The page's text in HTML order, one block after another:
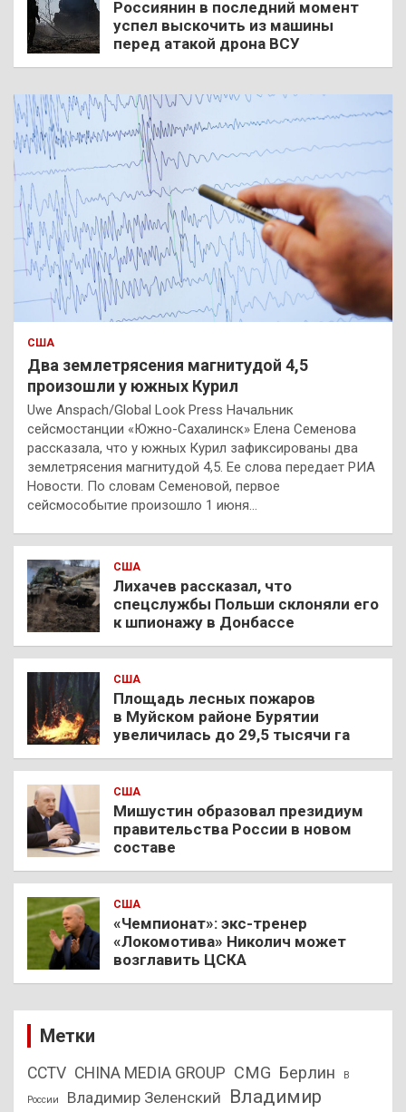
Россиянин в последний момент
успел выскочить из машины
перед атакой дрона ВСУ
США
Два землетрясения магнитудой 4,5
произошли у южных Курил
Uwe Anspach/Global Look Press Начальник
сейсмостанции «Южно-Сахалинск» Елена Семенова
рассказала, что у южных Курил зафиксированы два
землетрясения магнитудой 4,5. Ее слова передает РИА
Новости. По словам Семеновой, первое
сейсмособытие произошло 1 июня…
США
Лихачев рассказал, что
спецслужбы Польши склоняли его
к шпионажу в Донбассе
США
Площадь лесных пожаров
в Муйском районе Бурятии
увеличилась до 29,5 тысячи га
США
Мишустин образовал президиум
правительства России в новом
составе
США
«Чемпионат»: экс-тренер
«Локомотива» Николич может
возглавить ЦСКА
Метки
CCTV CHINA MEDIA GROUP CMG Берлин В
России Владимир Зеленский Владимир